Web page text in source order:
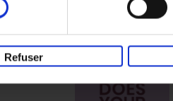
Refuser